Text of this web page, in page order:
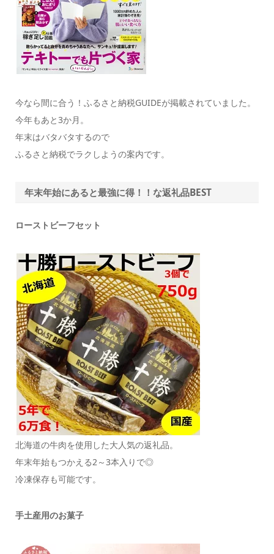
今なら間に合う！ふるさと納税GUIDEが掲載されていました。
今年もあと3か月。
年末はバタバタするので
ふるさと納税でラクしようの案内です。
年末年始にあると最強に得！！な返礼品BEST
ローストビーフセット
北海道の牛肉を使用した大人気の返礼品。
年末年始もつかえる2～3本入りで◎
冷凍保存も可能です。
手土産用のお菓子